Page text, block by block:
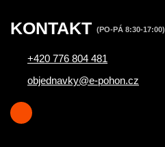
KONTAKT (PO-PÁ 8:30-17:00)
+420 776 804 481
objednavky@e-pohon.cz